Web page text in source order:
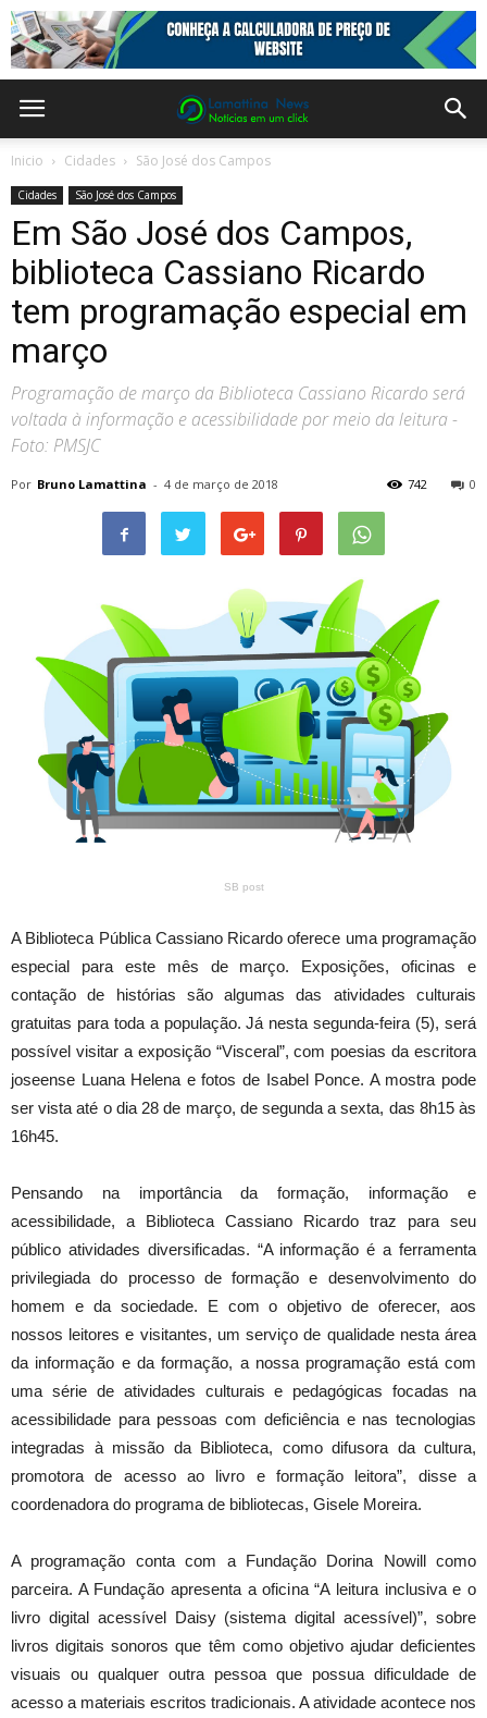
Inicio Cidades São José dos Campos
Cidades São José dos Campos
Em São José dos Campos,
biblioteca Cassiano Ricardo
tem programação especial em
março
Programação de março da Biblioteca Cassiano Ricardo será
voltada à informação e acessibilidade por meio da leitura -
Foto: PMSJC
Por Bruno Lamattina - 4 de março de 2018 0
742
SB post
A Biblioteca Pública Cassiano Ricardo oferece uma programação
especial para este mês de março. Exposições, oficinas e
contação de histórias são algumas das atividades culturais
gratuitas para toda a população. Já nesta segunda-feira (5), será
possível visitar a exposição “Visceral”, com poesias da escritora
joseense Luana Helena e fotos de Isabel Ponce. A mostra pode
ser vista até o dia 28 de março, de segunda a sexta, das 8h15 às
16h45.
Pensando na importância da formação, informação e
acessibilidade, a Biblioteca Cassiano Ricardo traz para seu
público atividades diversificadas. “A informação é a ferramenta
privilegiada do processo de formação e desenvolvimento do
homem e da sociedade. E com o objetivo de oferecer, aos
nossos leitores e visitantes, um serviço de qualidade nesta área
da informação e da formação, a nossa programação está com
uma série de atividades culturais e pedagógicas focadas na
acessibilidade para pessoas com deficiência e nas tecnologias
integradas à missão da Biblioteca, como difusora da cultura,
promotora de acesso ao livro e formação leitora”, disse a
coordenadora do programa de bibliotecas, Gisele Moreira.
A programação conta com a Fundação Dorina Nowill como
parceira. A Fundação apresenta a oficina “A leitura inclusiva e o
livro digital acessível Daisy (sistema digital acessível)”, sobre
livros digitais sonoros que têm como objetivo ajudar deficientes
visuais ou qualquer outra pessoa que possua dificuldade de
acesso a materiais escritos tradicionais. A atividade acontece nos